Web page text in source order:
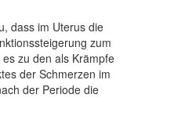
dass im Uterus die
zum
zu den als Krämpfe
der Schmerzen im
der Periode die